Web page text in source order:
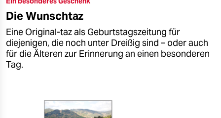
epaper login
Die Wunschtaz
Eine Original-taz als Geburtstagszeitung für
diejenigen, die noch unter Dreißig sind – oder auch
für die Älteren zur Erinnerung an einen besonderen
Tag.